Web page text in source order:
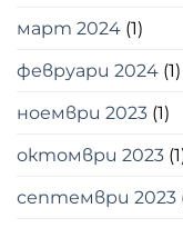
март 2024 (1)
февруари 2024 (1)
ноември 2023 (1)
октомври 2023
септември 2023